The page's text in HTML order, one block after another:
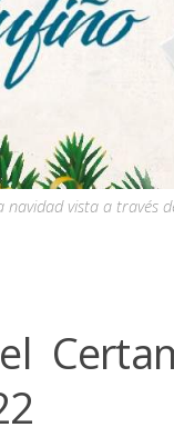
navidad vista a través